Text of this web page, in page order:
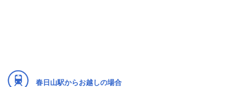
春日山駅からお越しの場合